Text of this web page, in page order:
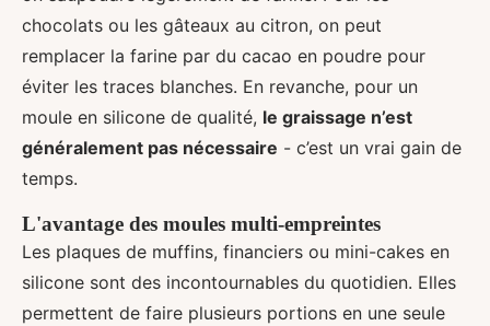
chocolats ou les gâteaux au citron, on peut
remplacer la farine par du cacao en poudre pour
éviter les traces blanches. En revanche, pour un
moule en silicone de qualité, le graissage n’est
généralement pas nécessaire - c’est un vrai gain de
temps.
L'avantage des moules multi-empreintes
Les plaques de muffins, financiers ou mini-cakes en
silicone sont des incontournables du quotidien. Elles
permettent de faire plusieurs portions en une seule